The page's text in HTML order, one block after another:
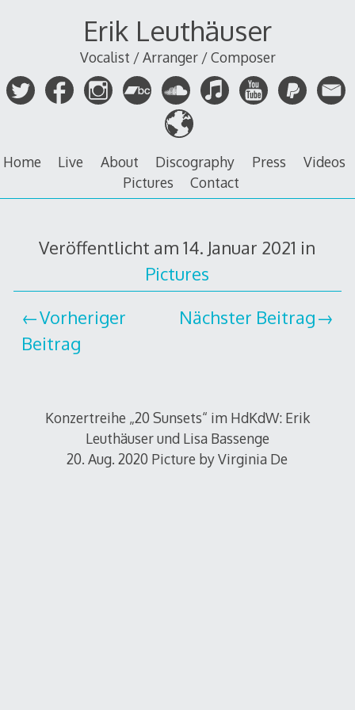
Erik Leuthäuser
Vocalist / Arranger / Composer
Home Live About Discography Press
Videos
Pictures
Contact
Veröffentlicht am14. Januar 2021 in
Pictures
Vorheriger
Beitrag
Nächster Beitrag
Konzertreihe „20 Sunsets“ im HdKdW: Erik
Leuthäuser und Lisa Bassenge
20. Aug. 2020 Picture by Virginia De